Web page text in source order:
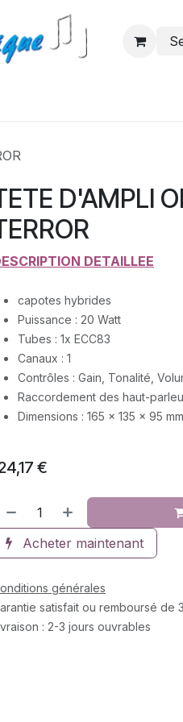
D'AMPLI
DETAILLEE
capotes hybrides
Puissance : 20 Watt
Tubes : 1x ECC83
Canaux : 1
Contrôles : Gain, Tonalité,
Raccordement des haut-
Dimensions : 165 x 135 x 95
€
Acheter maintenant
générales
satisfait ou remboursé de
: 2-3 jours ouvrables